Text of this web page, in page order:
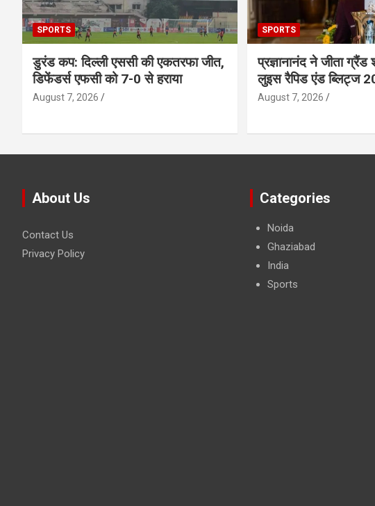
SPORTS
डुरंड कप: दिल्ली एससी की एकतरफा जीत,
डिफेंडर्स एफसी को 7-0 से हराया
August 7, 2026
SPORTS
प्रज्ञानानंद ने जीता
लुइस रैपिड एंड ब्लिट्ज
August 7, 2026
About Us
Contact Us
Privacy Policy
Categories
Noida
Ghaziabad
India
Sports